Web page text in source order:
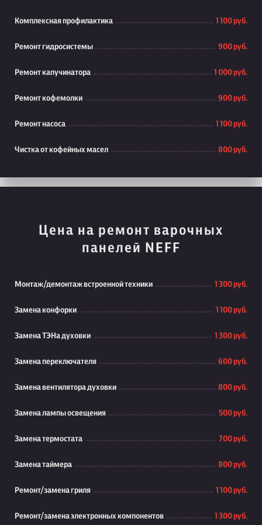
Комплексная профилактика 1 100 руб.
Ремонт гидросистемы 900 руб.
Ремонт капучинатора 1 000 руб.
Ремонт кофемолки 900 руб.
Ремонт насоса 1 100 руб.
Чистка от кофейных масел 800 руб.
Цена на ремонт варочных
панелей NEFF
Монтаж/демонтаж встроенной техники 1 300 руб.
Замена конфорки 1 100 руб.
Замена ТЭНа духовки 1 300 руб.
Замена переключателя 600 руб.
Замена вентилятора духовки 800 руб.
Замена лампы освещения 500 руб.
Замена термостата 700 руб.
Замена таймера 800 руб.
Ремонт/замена гриля 1 100 руб.
Ремонт/замена электронных компонентов 1 300 руб.